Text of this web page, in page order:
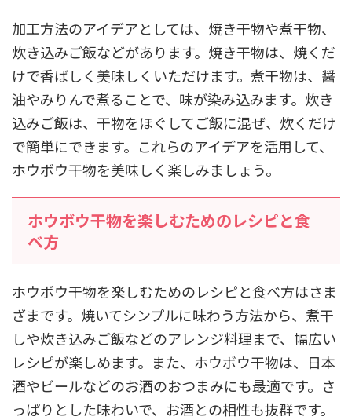
加工方法のアイデアとしては、焼き干物や煮干物、
炊き込みご飯などがあります。焼き干物は、焼くだ
けで香ばしく美味しくいただけます。煮干物は、醤
油やみりんで煮ることで、味が染み込みます。炊き
込みご飯は、干物をほぐしてご飯に混ぜ、炊くだけ
で簡単にできます。これらのアイデアを活用して、
ホウボウ干物を美味しく楽しみましょう。
ホウボウ干物を楽しむためのレシピと食
べ方
ホウボウ干物を楽しむためのレシピと食べ方はさま
ざまです。焼いてシンプルに味わう方法から、煮干
しや炊き込みご飯などのアレンジ料理まで、幅広い
レシピが楽しめます。また、ホウボウ干物は、日本
酒やビールなどのお酒のおつまみにも最適です。さ
っぱりとした味わいで、お酒との相性も抜群です。